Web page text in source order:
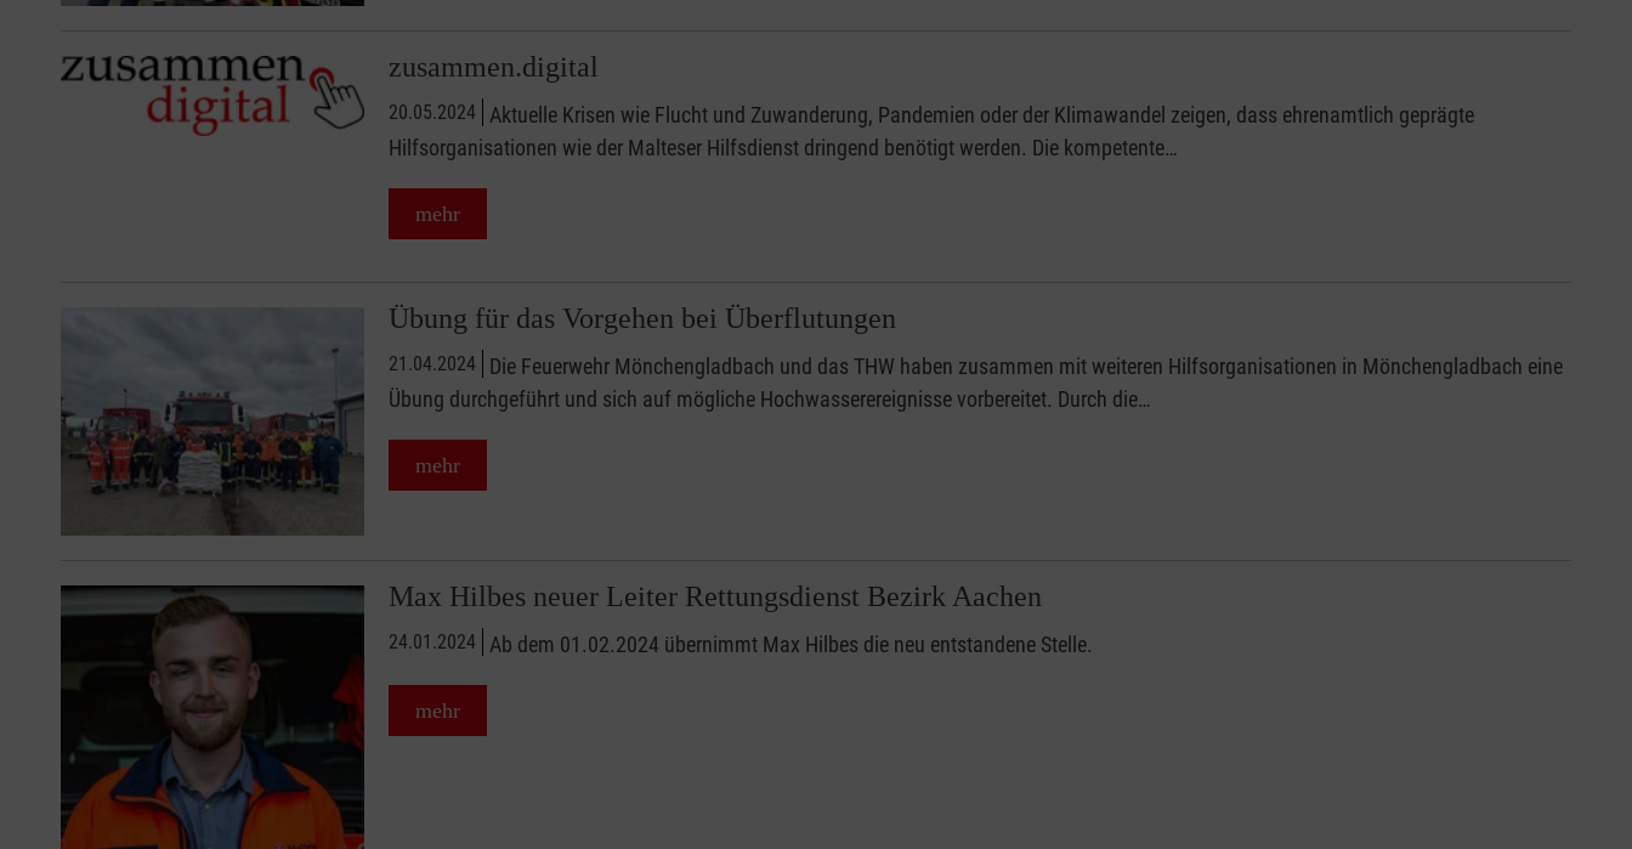
zusammen.digital
20.05.2024 Aktuelle Krisen wie Flucht und Zuwanderung, Pandemien oder der Klimawandel zeigen, dass ehrenamtlich geprägte
Hilfsorganisationen wie der Malteser Hilfsdienst dringend benötigt werden. Die kompetente…
mehr
Übung für das Vorgehen bei Überflutungen
21.04.2024
Die Feuerwehr Mönchengladbach und das THW haben zusammen mit weiteren Hilfsorganisationen in Mönchengladbach eine
Übung durchgeführt und sich auf mögliche Hochwasserereignisse vorbereitet. Durch die…
mehr
Max Hilbes neuer Leiter Rettungsdienst Bezirk Aachen
24.01.2024 Ab dem 01.02.2024 übernimmt Max Hilbes die neu entstandene Stelle.
mehr